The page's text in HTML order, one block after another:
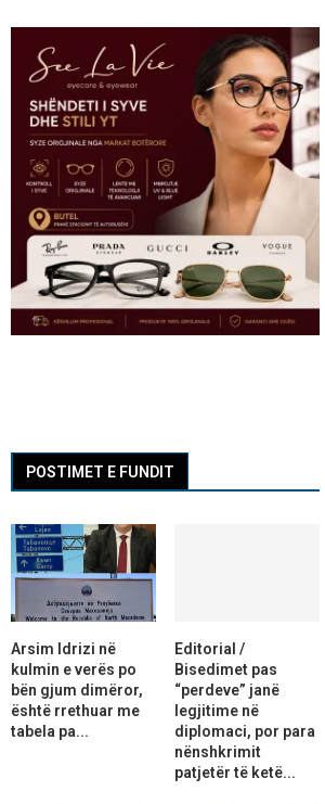
POSTIMET E FUNDIT
Arsim Idrizi në
kulmin e verës po
bën gjum dimëror,
është rrethuar me
tabela pa...
Editorial /
Bisedimet pas
“perdeve” janë
legjitime në
diplomaci, por para
nënshkrimit
patjetër të ketë...